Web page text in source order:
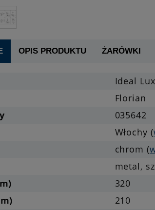
OPIS PRODUKTU ŻARÓWKI
Ideal Lux
Florian
035642
Włochy (
chrom (
metal,
320
210